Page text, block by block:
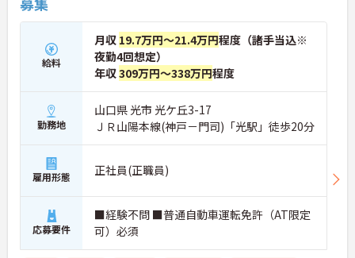
給料
月収 19.7万円～21.4万円程度（諸手当込※
夜勤4回想定）
年収309万円～338万円程度
勤務地
山口県 光市 光ケ丘3-17
ＪＲ山陽本線(神戸－門司)「光駅」徒歩20分
雇用形態 正社員(正職員)
応募要件
■経験不問 ■普通自動車運転免許（AT限定
可）必須